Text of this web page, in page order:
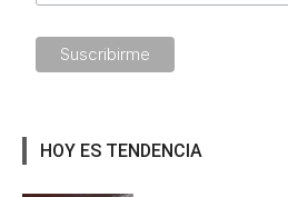
HOY ES TENDENCIA